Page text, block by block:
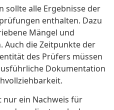
sollte alle Ergebnisse der
enthalten. Dazu
Mängel und
Auch die Zeitpunkte der
des Prüfers müssen
Dokumentation
ein Nachweis für